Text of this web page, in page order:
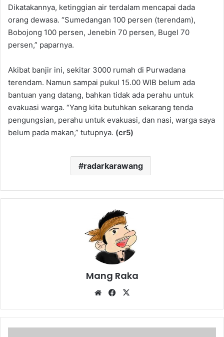
Dikatakannya, ketinggian air terdalam mencapai dada
orang dewasa. “Sumedangan 100 persen (terendam),
Bobojong 100 persen, Jenebin 70 persen, Bugel 70
persen,” paparnya.
Akibat banjir ini, sekitar 3000 rumah di Purwadana
terendam. Namun sampai pukul 15.00 WIB belum ada
bantuan yang datang, bahkan tidak ada perahu untuk
evakuasi warga. “Yang kita butuhkan sekarang tenda
pengungsian, perahu untuk evakuasi, dan nasi, warga saya
belum pada makan,” tutupnya. (cr5)
radarkarawang
Mang Raka
WebsiteFacebook